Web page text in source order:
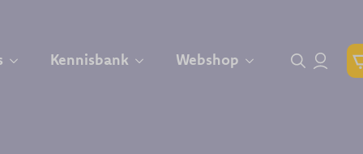
Kennisbank
Webshop
Search for: